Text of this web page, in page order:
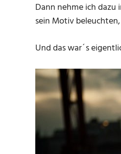
Dann nehme ich
sein Motiv
Und das war´s